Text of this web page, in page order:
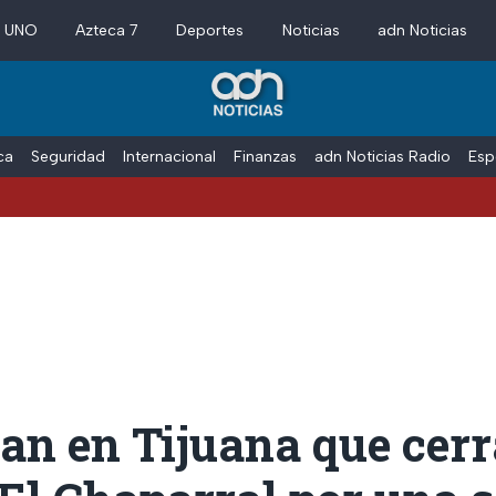
Azteca 7 Deportes Noticias adn Noticias
Seguridad Internacional Finanzas adn Noticias Radio
en Tijuana que